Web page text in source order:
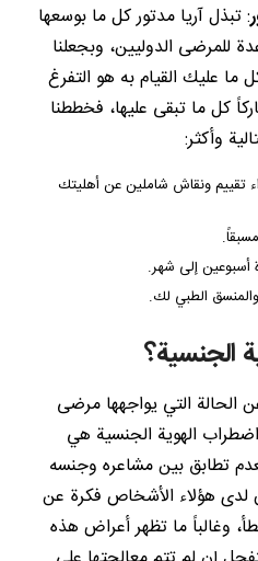
: تبذل آريا مدتور كل ما بوسعها
الدوليين، وبجعلنا
عليك القيام به هو التفرغ
كل ما تبقى عليها، فخططنا
وأكثر:
تقييم ونقاش شاملين عن أهليتك
أسبوعين إلى شهر.
الطبي لك.
الجنسية؟
الحالة التي يواجهها مرضى
الهوية الجنسية هي
تطابق بين مشاعره وجنسه
لدى هؤلاء الأشخاص فكرة عن
وغالباً ما تظهر أعراض هذه